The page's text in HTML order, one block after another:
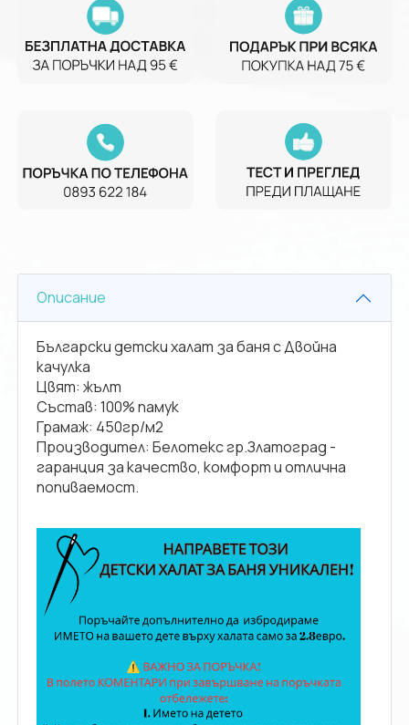
Описание
Български детски халат за баня с Двойна
качулка
Цвят: жълт
Състав: 100% памук
Грамаж: 450гр/м2
Производител: Белотекс гр.Златоград -
гаранция за качество, комфорт и отлична
попиваемост.